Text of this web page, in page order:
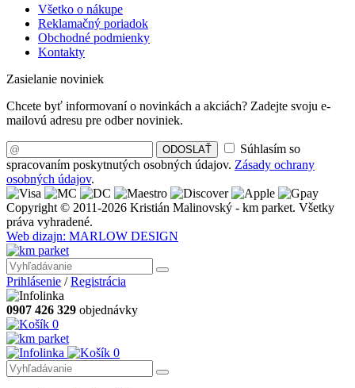
Všetko o nákupe
Reklamačný poriadok
Obchodné podmienky
Kontakty
Zasielanie noviniek
Chcete byť informovaní o novinkách a akciách? Zadejte svoju e-
mailovú adresu pre odber noviniek.
ODOSLAŤ
Súhlasím so
spracovaním poskytnutých osobných údajov. Zásady ochrany
osobných údajov.
Copyright © 2011-2026 Kristián Malinovský - km parket. Všetky
práva vyhradené.
Web dizajn: MARLOW DESIGN
Prihlásenie /Registrácia
0907 426 329 objednávky
0
0